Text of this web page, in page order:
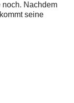
noch. Nachdem
seine